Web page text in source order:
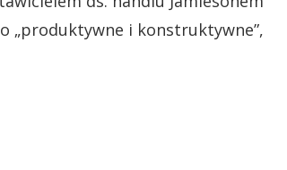
„produktywne i konstruktywne”,